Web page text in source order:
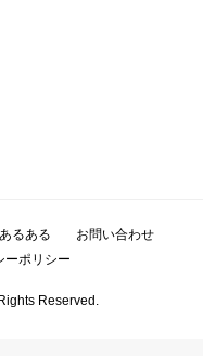
るある
お問い合わせ
ーポリシー
Reserved.